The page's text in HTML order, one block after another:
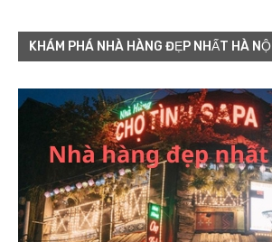
KHÁM PHÁ NHÀ HÀNG ĐẸP NHẤT HÀ NỘI